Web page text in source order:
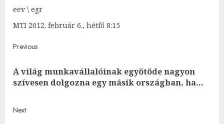
eev \ egr
MTI 2012. február 6., hétfő 8:15
Post
navigation
Previous
A világ munkavállalóinak egyötöde nagyon
szívesen dolgozna egy másik országban, ha…
Next